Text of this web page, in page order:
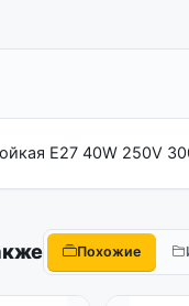
Е27 40W 250V
Похожие